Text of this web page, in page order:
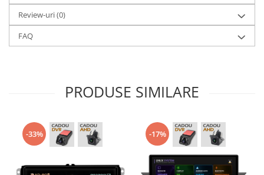
Review-uri(0)
FAQ
PRODUSE SIMILARE
-33% -17%